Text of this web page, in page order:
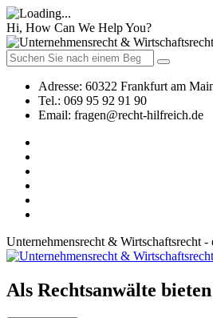
Hi, How Can We Help You?
Adresse: 60322 Frankfurt am
Tel.: 069 95 92 91 90
Email: fragen@recht-hilfreich.de
Unternehmensrecht & Wirtschaftsrecht
Als Rechtsanwälte